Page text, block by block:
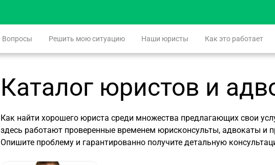
Вопросы Решить мою ситуацию Наши юристы Как это работает
Каталог юристов и
Как найти хорошего юриста среди множества предлагающих свои
здесь работают проверенные временем юрисконсульты, адвокаты и
Опишите проблему и гарантированно получите детальную